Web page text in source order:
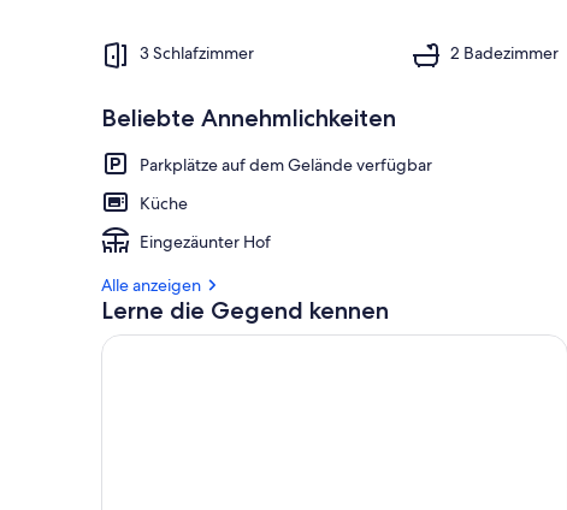
3 Schlafzimmer 2 Badezimmer
Beliebte Annehmlichkeiten
Parkplätze auf dem Gelände verfügbar
Küche
Eingezäunter Hof
Alle anzeigen
Lerne die Gegend kennen